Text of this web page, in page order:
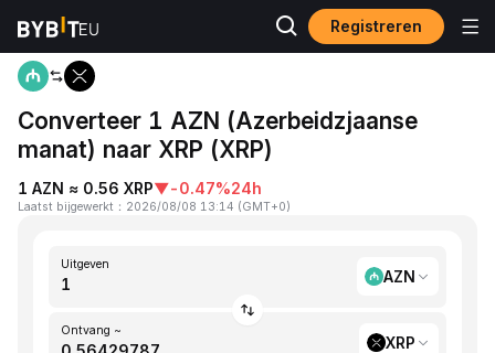
Registreren
Startpagina
Converteer 1 AZN (Azerbeidzjaanse
manat) naar XRP (XRP)
1 AZN ≈ 0.56 XRP▼-0.47%24h
Laatst bijgewerkt ： 2026/08/08 13:14 (GMT+0)
Uitgeven
AZN
Ontvang ~
XRP